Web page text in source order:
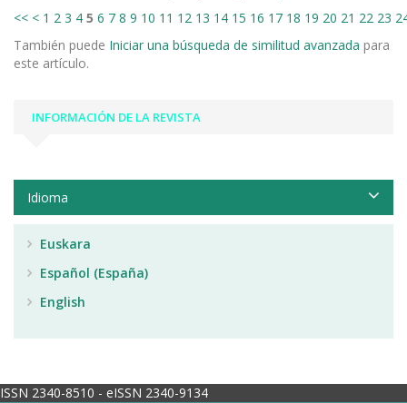
<< < 1 2 3 4 5 6 7 8 9 10 11 12 13 14 15 16 17 18 19 20 21 22 23
También puede Iniciar una búsqueda de similitud avanzada para
este artículo.
INFORMACIÓN DE LA REVISTA
Idioma
Euskara
Español (España)
English
ISSN 2340-8510 - eISSN 2340-9134